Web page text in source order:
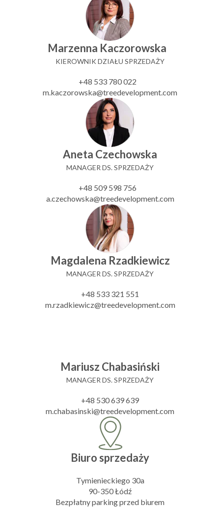
Marzenna Kaczorowska
KIEROWNIK DZIAŁU SPRZEDAŻY
+48 533 780 022
m.kaczorowska@treedevelopment.com
Aneta Czechowska
MANAGER DS. SPRZEDAŻY
+48 509 598 756
a.czechowska@treedevelopment.com
Magdalena Rzadkiewicz
MANAGER DS. SPRZEDAŻY
+48 533 321 551
m.rzadkiewicz@treedevelopment.com
Mariusz Chabasiński
MANAGER DS. SPRZEDAŻY
+48 530 639 639
m.chabasinski@treedevelopment.com
Biuro sprzedaży
Tymienieckiego 30a
90-350 Łódź
Bezpłatny parking przed biurem